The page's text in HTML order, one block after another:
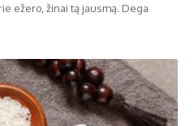
ežero, žinai tą jausmą. Dega